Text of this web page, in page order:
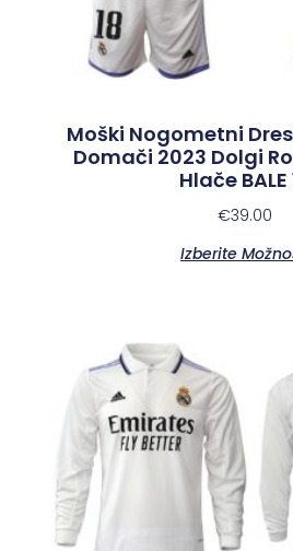
Moški Nogometni
Domači 2023 Dolgi
Hlače BALE
€39.00
Izberite